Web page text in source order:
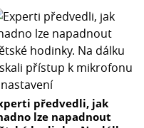
doma tím, že
(například lampu) a
předvedli, jak
lze napadnout